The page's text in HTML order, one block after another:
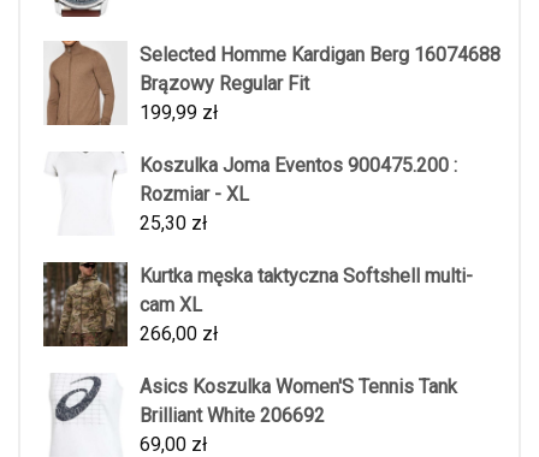
Selected Homme Kardigan Berg 16074688
Brązowy Regular Fit
199,99 zł
Koszulka Joma Eventos 900475.200 :
Rozmiar - XL
25,30 zł
Kurtka męska taktyczna Softshell multi-
cam XL
266,00 zł
Asics Koszulka Women'S Tennis Tank
Brilliant White 206692
69,00 zł